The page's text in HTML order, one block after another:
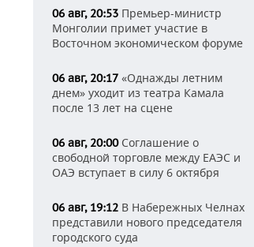
06 авг, 20:53 Премьер-министр
Монголии примет участие в
Восточном экономическом форуме
06 авг, 20:17 «Однажды летним
днем» уходит из театра Камала
после 13 лет на сцене
06 авг, 20:00Соглашение о
свободной торговле между ЕАЭС и
ОАЭ вступает в силу 6 октября
06 авг, 19:12 В Набережных Челнах
представили нового председателя
городского суда